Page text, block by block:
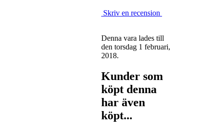
Skriv en recension
Denna vara lades till
den torsdag 1 februari,
2018.
Kunder som
köpt denna
har även
köpt...